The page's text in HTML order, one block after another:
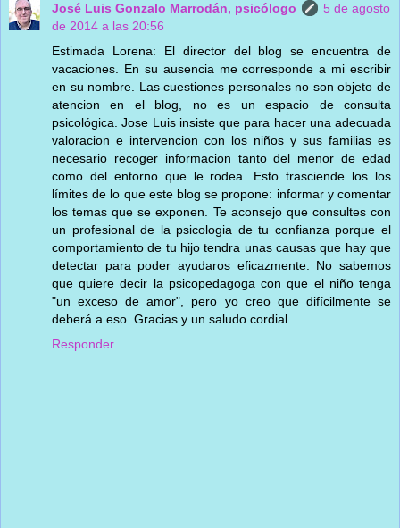
José Luis Gonzalo Marrodán, psicólogo
5 de agosto
de 2014 a las 20:56
Estimada Lorena: El director del blog se encuentra de
vacaciones. En su ausencia me corresponde a mi escribir
en su nombre. Las cuestiones personales no son objeto de
atencion en el blog, no es un espacio de consulta
psicológica. Jose Luis insiste que para hacer una adecuada
valoracion e intervencion con los niños y sus familias es
necesario recoger informacion tanto del menor de edad
como del entorno que le rodea. Esto trasciende los los
límites de lo que este blog se propone: informar y comentar
los temas que se exponen. Te aconsejo que consultes con
un profesional de la psicologia de tu confianza porque el
comportamiento de tu hijo tendra unas causas que hay que
detectar para poder ayudaros eficazmente. No sabemos
que quiere decir la psicopedagoga con que el niño tenga
"un exceso de amor", pero yo creo que difícilmente se
deberá a eso. Gracias y un saludo cordial.
Responder